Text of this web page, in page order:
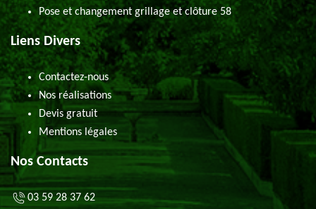
Pose et changement grillage et clôture 58
Liens Divers
Contactez-nous
Nos réalisations
Devis gratuit
Mentions légales
Nos Contacts
03 59 28 37 62